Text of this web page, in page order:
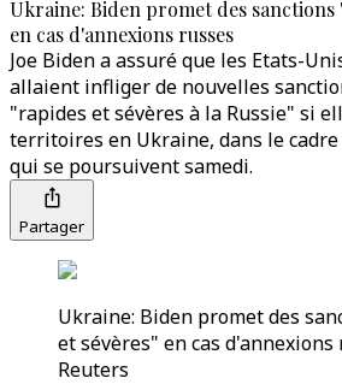
Ukraine: Biden promet des sanctions
en cas d'annexions russes
Joe Biden a assuré que les Etats-
allaient infliger de nouvelles
"rapides et sévères à la Russie" si
territoires en Ukraine, dans le
qui se poursuivent samedi.
Partager
Ukraine: Biden promet des
et sévères" en cas d'annexions
Reuters